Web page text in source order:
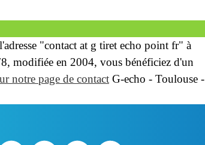
"contact at g tiret echo point fr" à
modifiée en 2004, vous bénéficiez d'un
notre page de contact G-echo - Toulouse -